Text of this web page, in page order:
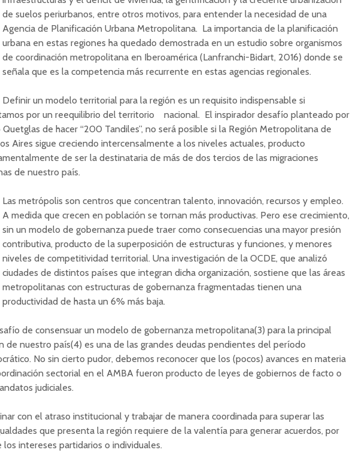
de suelos periurbanos, entre otros motivos, para entender la necesidad de una
Agencia de Planificación Urbana Metropolitana. La importancia de la planificación
urbana en estas regiones ha quedado demostrada en un estudio sobre organismos
de coordinación metropolitana en Iberoamérica (Lanfranchi-Bidart, 2016) donde se
señala que es la competencia más recurrente en estas agencias regionales.
un modelo territorial para la región es un requisito indispensable si
por un reequilibrio del territorio nacional. El inspirador desafío planteado por
Quetglas de hacer “200 Tandiles”, no será posible si la Región Metropolitana de
Aires sigue creciendo intercensalmente a los niveles actuales, producto
de ser la destinataria de más de dos tercios de las migraciones
de nuestro país.
Las metrópolis son centros que concentran talento, innovación, recursos y empleo.
A medida que crecen en población se tornan más productivas. Pero ese crecimiento,
sin un modelo de gobernanza puede traer como consecuencias una mayor presión
contributiva, producto de la superposición de estructuras y funciones, y menores
niveles de competitividad territorial. Una investigación de la OCDE, que analizó
ciudades de distintos países que integran dicha organización, sostiene que las áreas
metropolitanas con estructuras de gobernanza fragmentadas tienen una
productividad de hasta un 6% más baja.
de consensuar un modelo de gobernanza metropolitana(3) para la principal
de nuestro país(4) es una de las grandes deudas pendientes del período
No sin cierto pudor, debemos reconocer que los (pocos) avances en materia
sectorial en el AMBA fueron producto de leyes de gobiernos de facto o
judiciales.
con el atraso institucional y trabajar de manera coordinada para superar las
que presenta la región requiere de la valentía para generar acuerdos, por
los intereses partidarios o individuales.